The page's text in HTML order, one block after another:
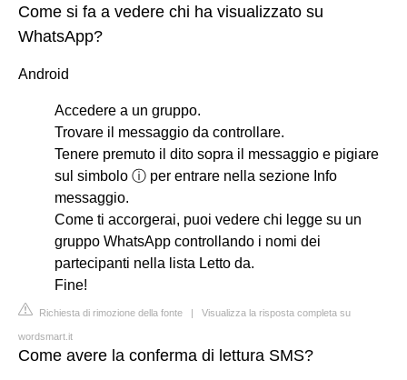
Come si fa a vedere chi ha visualizzato su
WhatsApp?
Android
Accedere a un gruppo.
Trovare il messaggio da controllare.
Tenere premuto il dito sopra il messaggio e pigiare
sul simbolo ⓘ per entrare nella sezione Info
messaggio.
Come ti accorgerai, puoi vedere chi legge su un
gruppo WhatsApp controllando i nomi dei
partecipanti nella lista Letto da.
Fine!
Richiesta di rimozione della fonte | Visualizza la risposta completa su
wordsmart.it
Come avere la conferma di lettura SMS?